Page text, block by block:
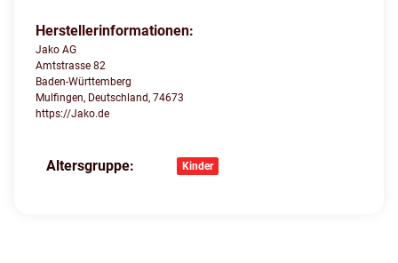
Herstellerinformationen:
Jako AG
Amtstrasse 82
Baden-Württemberg
Mulfingen, Deutschland, 74673
https://Jako.de
Produkteigenschaft
Wert
Altersgruppe: Kinder